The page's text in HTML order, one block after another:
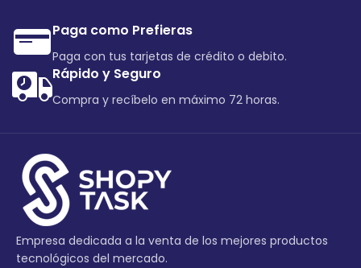
Paga como Prefieras
Paga con tus tarjetas de crédito o debito.
Rápido y Seguro
Compra y recíbelo en máximo 72 horas.
Empresa dedicada a la venta de los mejores productos
tecnológicos del mercado.